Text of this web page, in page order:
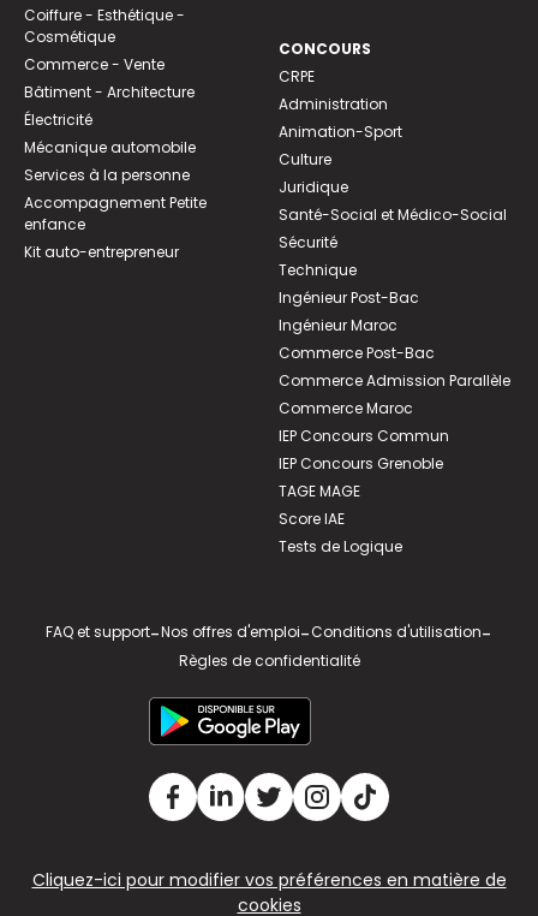
Coiffure - Esthétique -
Cosmétique
Commerce - Vente
Bâtiment - Architecture
Électricité
Mécanique automobile
Services à la personne
Accompagnement Petite
enfance
Kit auto-entrepreneur
CONCOURS
CRPE
Administration
Animation-Sport
Culture
Juridique
Santé-Social et Médico-Social
Sécurité
Technique
Ingénieur Post-Bac
Ingénieur Maroc
Commerce Post-Bac
Commerce Admission Parallèle
Commerce Maroc
IEP Concours Commun
IEP Concours Grenoble
TAGE MAGE
Score IAE
Tests de Logique
FAQ et support-Nos offres d'emploi-Conditions d'utilisation-
Règles de confidentialité
Cliquez-ici pour modifier vos préférences en matière de
cookies